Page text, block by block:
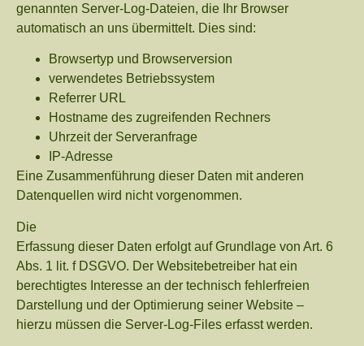
genannten Server-Log-Dateien, die Ihr Browser
automatisch an uns übermittelt. Dies sind:
Browsertyp und Browserversion
verwendetes Betriebssystem
Referrer URL
Hostname des zugreifenden Rechners
Uhrzeit der Serveranfrage
IP-Adresse
Eine Zusammenführung dieser Daten mit anderen
Datenquellen wird nicht vorgenommen.
Die
Erfassung dieser Daten erfolgt auf Grundlage von Art. 6
Abs. 1 lit. f DSGVO. Der Websitebetreiber hat ein
berechtigtes Interesse an der technisch fehlerfreien
Darstellung und der Optimierung seiner Website –
hierzu müssen die Server-Log-Files erfasst werden.